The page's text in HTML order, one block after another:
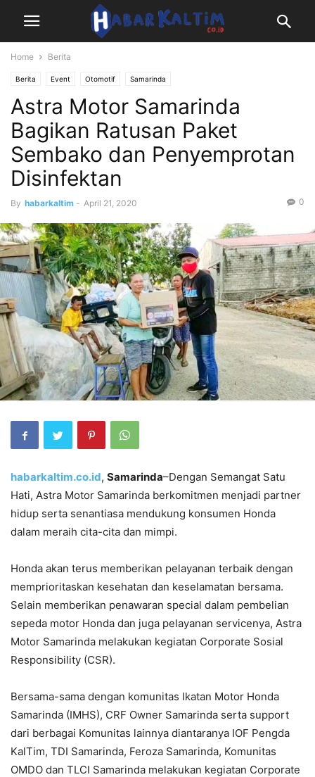
Home Berita
Berita Event Otomotif Samarinda
Astra Motor Samarinda
Bagikan Ratusan Paket
Sembako dan Penyemprotan
Disinfektan
By habarkaltim - April 21, 2020 0
habarkaltim.co.id, Samarinda–Dengan Semangat Satu
Hati, Astra Motor Samarinda berkomitmen menjadi partner
hidup serta senantiasa mendukung konsumen Honda
dalam meraih cita-cita dan mimpi.
Honda akan terus memberikan pelayanan terbaik dengan
memprioritaskan kesehatan dan keselamatan bersama.
Selain memberikan penawaran special dalam pembelian
sepeda motor Honda dan juga pelayanan servicenya, Astra
Motor Samarinda melakukan kegiatan Corporate Sosial
Responsibility (CSR).
Bersama-sama dengan komunitas Ikatan Motor Honda
Samarinda (IMHS), CRF Owner Samarinda serta support
dari berbagai Komunitas lainnya diantaranya IOF Pengda
KalTim, TDI Samarinda, Feroza Samarinda, Komunitas
OMDO dan TLCI Samarinda melakukan kegiatan Corporate